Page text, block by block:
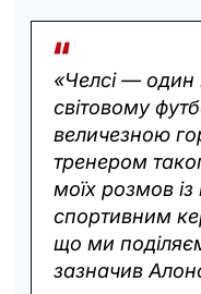
«Челсі — один
світовому
величезною
тренером
моїх розмов із
спортивним
що ми
зазначив